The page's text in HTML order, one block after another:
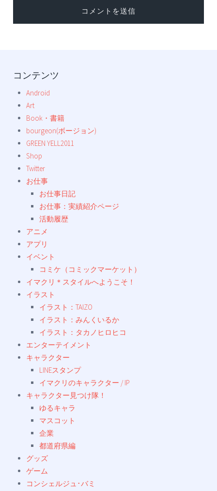
コンテンツ
Android
Art
Book・書籍
bourgeon(ボージョン)
GREEN YELL2011
Shop
Twitter
お仕事
お仕事日記
お仕事：実績紹介ページ
活動履歴
アニメ
アプリ
イベント
コミケ（コミックマーケット）
イマクリ＊スタイルへようこそ！
イラスト
イラスト：TAIZO
イラスト：みんくいるか
イラスト：タカノヒロヒコ
エンターテイメント
キャラクター
LINEスタンプ
イマクリのキャラクター / IP
キャラクター見つけ隊！
ゆるキャラ
マスコット
企業
都道府県編
グッズ
ゲーム
コンシェルジュ･バミ